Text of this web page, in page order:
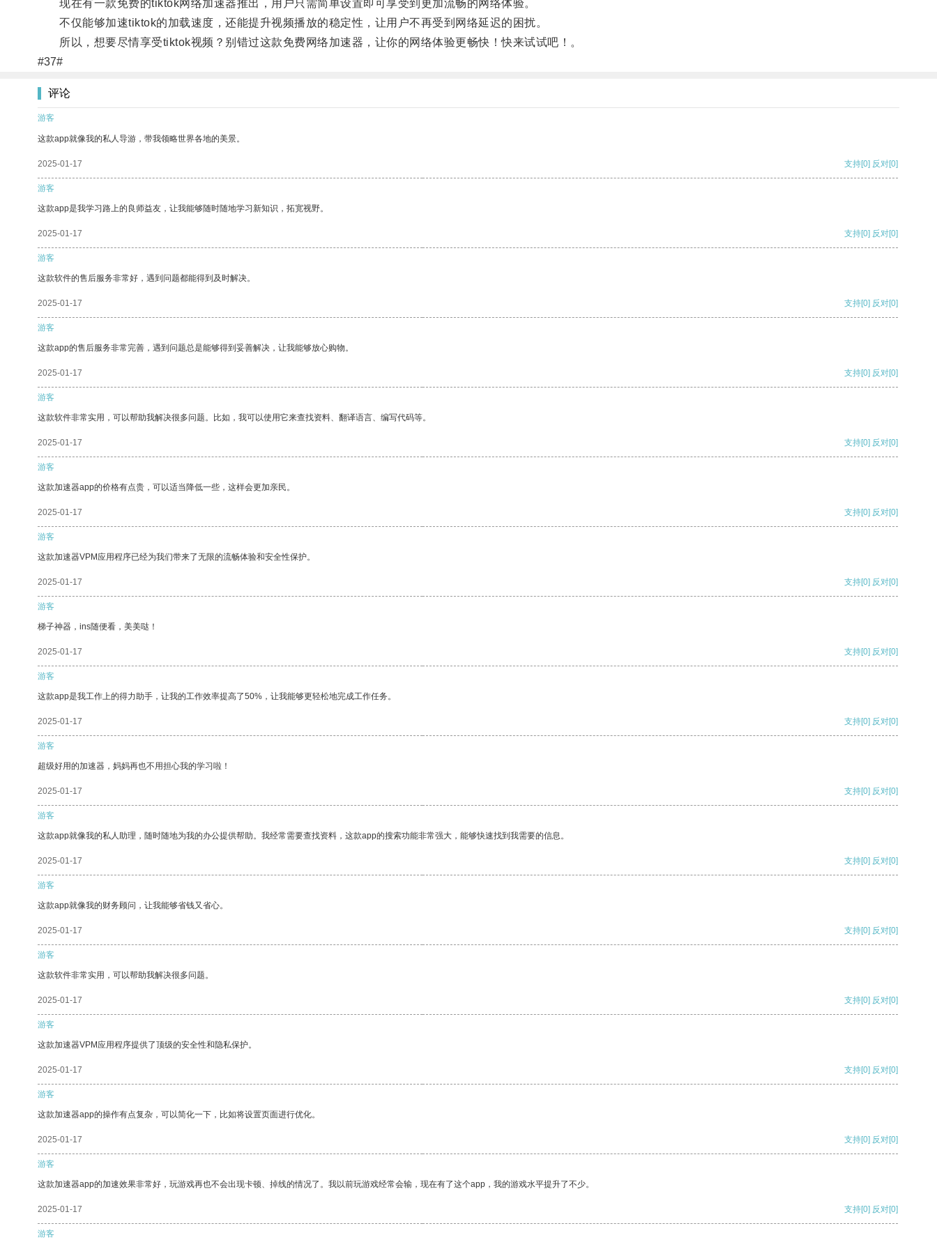
现在有一款免费的tiktok网络加速器推出，用户只需简单设置即可享受到更加流畅的网络体验。
不仅能够加速tiktok的加载速度，还能提升视频播放的稳定性，让用户不再受到网络延迟的困扰。
所以，想要尽情享受tiktok视频？别错过这款免费网络加速器，让你的网络体验更畅快！快来试试吧！。
#37#
评论
游客
这款app就像我的私人导游，带我领略世界各地的美景。
2025-01-17 支持[0] 反对[0]
游客
这款app是我学习路上的良师益友，让我能够随时随地学习新知识，拓宽视野。
2025-01-17 支持[0] 反对[0]
游客
这款软件的售后服务非常好，遇到问题都能得到及时解决。
2025-01-17 支持[0] 反对[0]
游客
这款app的售后服务非常完善，遇到问题总是能够得到妥善解决，让我能够放心购物。
2025-01-17 支持[0] 反对[0]
游客
这款软件非常实用，可以帮助我解决很多问题。比如，我可以使用它来查找资料、翻译语言、编写代码等。
2025-01-17 支持[0] 反对[0]
游客
这款加速器app的价格有点贵，可以适当降低一些，这样会更加亲民。
2025-01-17 支持[0] 反对[0]
游客
这款加速器VPM应用程序已经为我们带来了无限的流畅体验和安全性保护。
2025-01-17 支持[0] 反对[0]
游客
梯子神器，ins随便看，美美哒！
2025-01-17 支持[0] 反对[0]
游客
这款app是我工作上的得力助手，让我的工作效率提高了50%，让我能够更轻松地完成工作任务。
2025-01-17 支持[0] 反对[0]
游客
超级好用的加速器，妈妈再也不用担心我的学习啦！
2025-01-17 支持[0] 反对[0]
游客
这款app就像我的私人助理，随时随地为我的办公提供帮助。我经常需要查找资料，这款app的搜索功能非常强大，能够快速找到我需要的信息。
2025-01-17 支持[0] 反对[0]
游客
这款app就像我的财务顾问，让我能够省钱又省心。
2025-01-17 支持[0] 反对[0]
游客
这款软件非常实用，可以帮助我解决很多问题。
2025-01-17 支持[0] 反对[0]
游客
这款加速器VPM应用程序提供了顶级的安全性和隐私保护。
2025-01-17 支持[0] 反对[0]
游客
这款加速器app的操作有点复杂，可以简化一下，比如将设置页面进行优化。
2025-01-17 支持[0] 反对[0]
游客
这款加速器app的加速效果非常好，玩游戏再也不会出现卡顿、掉线的情况了。我以前玩游戏经常会输，现在有了这个app，我的游戏水平提升了不少。
2025-01-17 支持[0] 反对[0]
游客